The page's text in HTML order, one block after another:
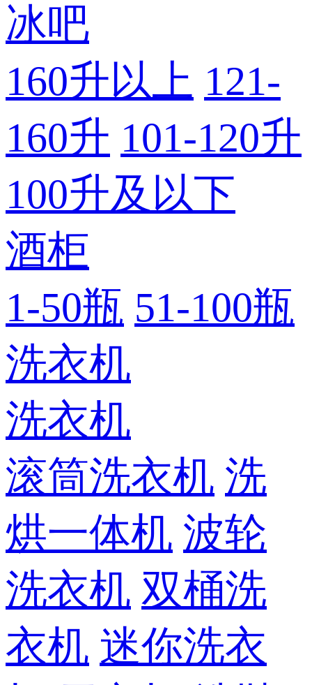
冰吧
160升以上 121-
160升 101-120升
100升及以下
酒柜
1-50瓶 51-100瓶
洗衣机
洗衣机
滚筒洗衣机 洗
烘一体机 波轮
洗衣机 双桶洗
衣机 迷你洗衣